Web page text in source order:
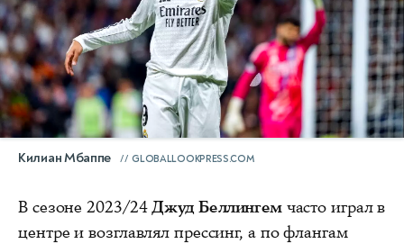
Килиан Мбаппе GLOBALLOOKPRESS.COM
В сезоне 2023/24Джуд Беллингемчасто играл в
центре и возглавлял прессинг, а по флангам